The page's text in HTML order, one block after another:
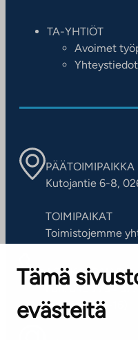
Tämä
evästeitä
TA-YHTIÖT
Avoimet
Yhteystiedot
PÄÄTOIMIPAIKKA
Kutojantie 6-8,
TOIMIPAIKAT
Toimistojemme
Puh. 045 7734
(arkisin klo 8-16)